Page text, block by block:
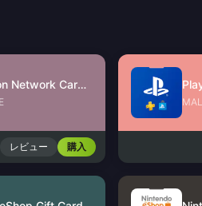
PlayStation Network Card (SG)
レビュー 購入